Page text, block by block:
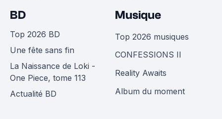
BD
Top 2026 BD
Une fête sans fin
La Naissance de Loki -
One Piece, tome 113
Actualité BD
Musique
Top 2026 musiques
CONFESSIONS II
Reality Awaits
Album du moment